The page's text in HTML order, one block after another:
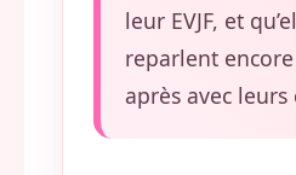
leur EVJF, et
reparlent
après avec leurs